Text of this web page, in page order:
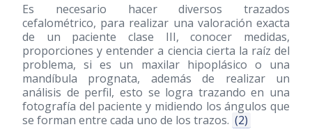
Es necesario hacer diversos trazados
cefalométrico, para realizar una valoración exacta
de un paciente clase III, conocer medidas,
proporciones y entender a ciencia cierta la raíz del
problema, si es un maxilar hipoplásico o una
mandíbula prognata, además de realizar un
análisis de perfil, esto se logra trazando en una
fotografía del paciente y midiendo los ángulos que
se forman entre cada uno de los trazos. (2)